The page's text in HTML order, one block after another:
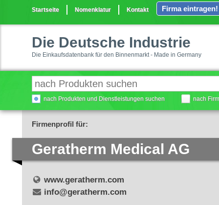
Startseite Nomenklatur Kontakt Firma eintragen!
Die Deutsche Industrie
Die Einkaufsdatenbank für den Binnenmarkt - Made in Germany
nach Produkten und Dienstleistungen suchen nach
Firmenprofil für:
Geratherm Medical AG
www.geratherm.com
info@geratherm.com